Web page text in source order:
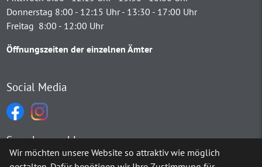
Donnerstag 8:00 - 12:15 Uhr - 13:30 - 17:00 Uhr
Freitag 8:00 - 12:00 Uhr
Öffnungszeiten der einzelnen Ämter
Social Media
Sprachauswahl
Wir möchten unsere Website so attraktiv wie möglich